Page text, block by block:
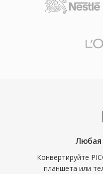
Любая
Конвертируйте
планшета или